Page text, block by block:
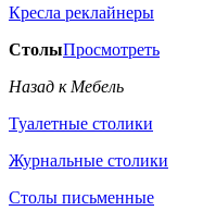
Кресла реклайнеры
СтолыПросмотреть
Назад к Мебель
Туалетные столики
Журнальные столики
Столы письменные